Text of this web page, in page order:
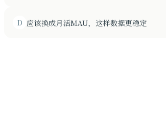
D 应该换成月活MAU，这样数据更稳定